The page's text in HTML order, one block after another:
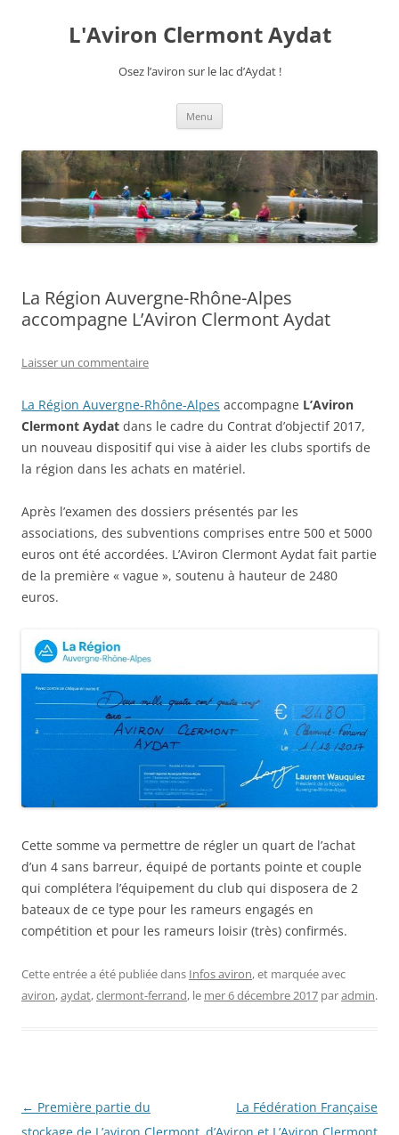
L'Aviron Clermont Aydat
Osez l’aviron sur le lac d’Aydat !
Menu
La Région Auvergne-Rhône-Alpes
accompagne L’Aviron Clermont Aydat
Laisser un commentaire
La Région Auvergne-Rhône-Alpes accompagne L’Aviron
Clermont Aydat dans le cadre du Contrat d’objectif 2017,
un nouveau dispositif qui vise à aider les clubs sportifs de
la région dans les achats en matériel.
Après l’examen des dossiers présentés par les
associations, des subventions comprises entre 500 et 5000
euros ont été accordées. L’Aviron Clermont Aydat fait partie
de la première « vague », soutenu à hauteur de 2480
euros.
Cette somme va permettre de régler un quart de l’achat
d’un 4 sans barreur, équipé de portants pointe et couple
qui complétera l’équipement du club qui disposera de 2
bateaux de ce type pour les rameurs engagés en
compétition et pour les rameurs loisir (très) confirmés.
Cette entrée a été publiée dans Infos aviron, et marquée avec
aviron,aydat,clermont-ferrand, le mer 6 décembre 2017 paradmin.
Navigation
← Première partie du
La Fédération Française